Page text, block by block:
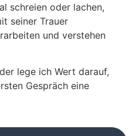
schreien oder lachen,
seiner Trauer
und verstehen
lege ich Wert darauf,
Gespräch eine